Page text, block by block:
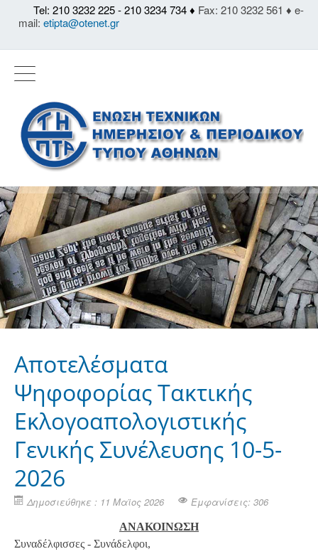
Tel: 210 3232 225 - 210 3234 734 ♦ Fax: 210 3232 561 ♦ e-
mail: etipta@otenet.gr
Αποτελέσματα
Ψηφοφορίας Τακτικής
Εκλογοαπολογιστικής
Γενικής Συνέλευσης 10-5-
2026
Δημοσιεύθηκε : 11 Μαϊος 2026 Εμφανίσεις: 306
ΑΝΑΚΟΙΝΩΣΗ
Συναδέλφισσες - Συνάδελφοι,